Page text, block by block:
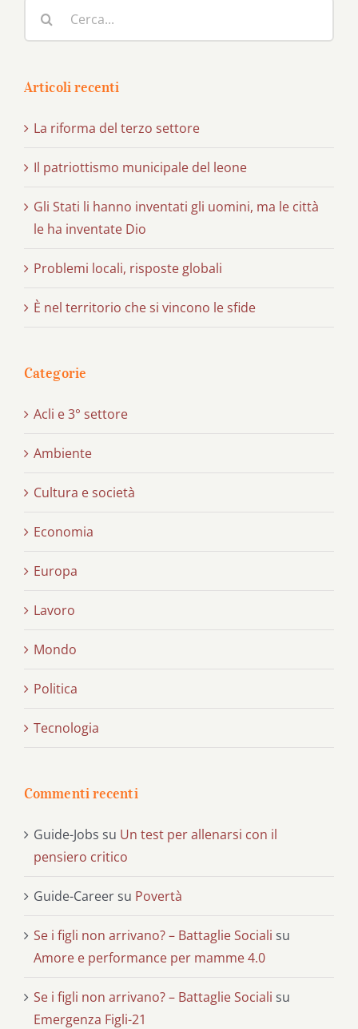
per:
Articoli recenti
La riforma del terzo settore
Il patriottismo municipale del leone
Gli Stati li hanno inventati gli uomini, ma le città
le ha inventate Dio
Problemi locali, risposte globali
È nel territorio che si vincono le sfide
Categorie
Acli e 3° settore
Ambiente
Cultura e società
Economia
Europa
Lavoro
Mondo
Politica
Tecnologia
Commenti recenti
Guide-Jobs su Un test per allenarsi con il
pensiero critico
Guide-Career su Povertà
Se i figli non arrivano? – Battaglie Sociali su
Amore e performance per mamme 4.0
Se i figli non arrivano? – Battaglie Sociali su
Emergenza Figli-21